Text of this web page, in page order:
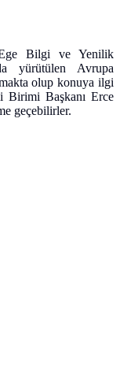
Bilgi ve Yenilik
yürütülen Avrupa
olup konuya ilgi
Birimi Başkanı Erce
geçebilirler.